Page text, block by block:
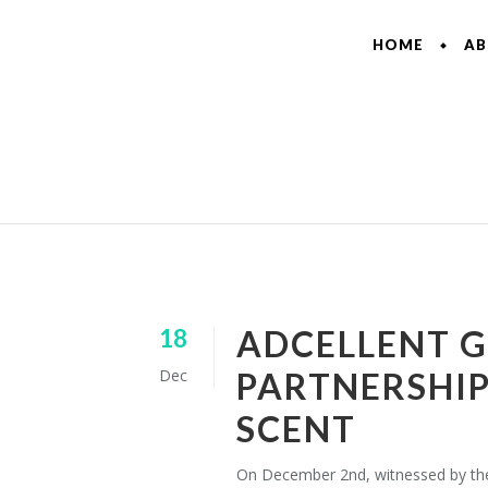
HOME
18
Dec
ADCELLENT
SCENT
On December 2nd, witnessed by